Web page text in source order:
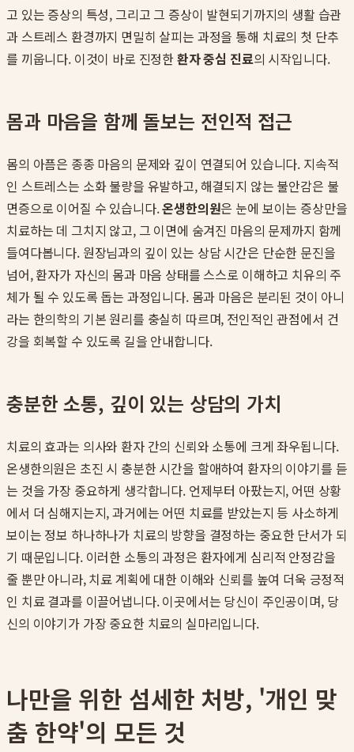
고 있는 증상의 특성, 그리고 그 증상이 발현되기까지의 생활 습관
과 스트레스 환경까지 면밀히 살피는 과정을 통해 치료의 첫 단추
를 끼웁니다. 이것이 바로 진정한환자 중심 진료의 시작입니다.
몸과 마음을 함께 돌보는 전인적 접근
몸의 아픔은 종종 마음의 문제와 깊이 연결되어 있습니다. 지속적
인 스트레스는 소화 불량을 유발하고, 해결되지 않는 불안감은 불
면증으로 이어질 수 있습니다.온생한의원은 눈에 보이는 증상만을
치료하는 데 그치지 않고, 그 이면에 숨겨진 마음의 문제까지 함께
들여다봅니다. 원장님과의 깊이 있는 상담 시간은 단순한 문진을
넘어, 환자가 자신의 몸과 마음 상태를 스스로 이해하고 치유의 주
체가 될 수 있도록 돕는 과정입니다. 몸과 마음은 분리된 것이 아니
라는 한의학의 기본 원리를 충실히 따르며, 전인적인 관점에서 건
강을 회복할 수 있도록 길을 안내합니다.
충분한 소통, 깊이 있는 상담의 가치
치료의 효과는 의사와 환자 간의 신뢰와 소통에 크게 좌우됩니다.
온생한의원은 초진 시 충분한 시간을 할애하여 환자의 이야기를 듣
는 것을 가장 중요하게 생각합니다. 언제부터 아팠는지, 어떤 상황
에서 더 심해지는지, 과거에는 어떤 치료를 받았는지 등 사소하게
보이는 정보 하나하나가 치료의 방향을 결정하는 중요한 단서가 되
기 때문입니다. 이러한 소통의 과정은 환자에게 심리적 안정감을
줄 뿐만 아니라, 치료 계획에 대한 이해와 신뢰를 높여 더욱 긍정적
인 치료 결과를 이끌어냅니다. 이곳에서는 당신이 주인공이며, 당
신의 이야기가 가장 중요한 치료의 실마리입니다.
나만을 위한 섬세한 처방, '개인 맞
춤 한약'의 모든 것